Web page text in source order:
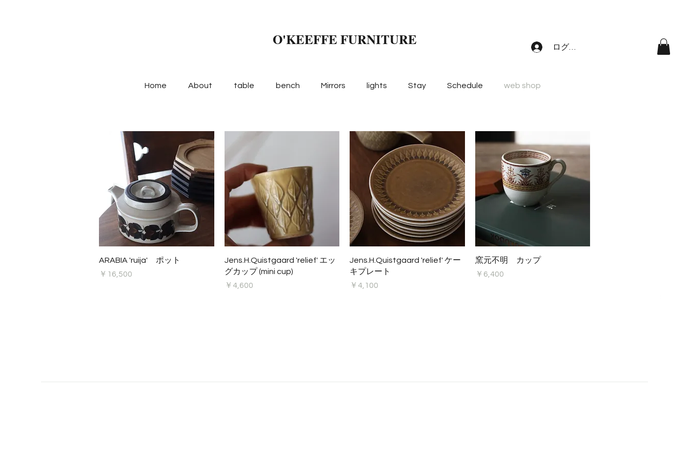
O'KEEFFE FURNITURE ログイン
Home About table bench Mirrors lights Stay Schedule web shop
クイックビュー
ARABIA 'ruija' ポット
価格
￥16,500
クイックビュー
Jens.H.Quistgaard 'relief' エッ
グカップ (mini cup)
価格
￥4,600
クイックビュー
Jens.H.Quistgaard 'relief' ケー
キプレート
価格
￥4,100
クイックビュー
窯元不明 カップ
価格
￥6,400